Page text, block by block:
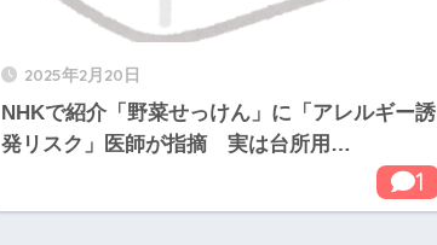
2025年2月20日
NHKで紹介「野菜せっけん」に「アレルギー誘
発リスク」医師が指摘 実は台所用…
1